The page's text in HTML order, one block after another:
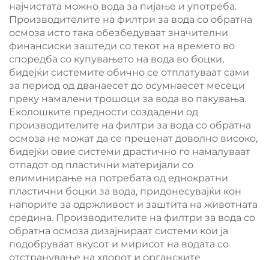
најчистата можно вода за пијање и употреба.
Производителите на филтри за вода со обратна
осмоза исто така обезбедуваат значителни
финансиски заштеди со текот на времето во
споредба со купувањето на вода во боцки,
бидејќи системите обично се отплатуваат сами
за период од дванаесет до осумнаесет месеци
преку намалени трошоци за вода во пакувања.
Еколошките предности создадени од
производителите на филтри за вода со обратна
осмоза не можат да се преценат доволно високо,
бидејќи овие системи драстично го намалуваат
отпадот од пластични материјали со
елиминирање на потребата од еднократни
пластични боцки за вода, придонесувајќи кон
напорите за одржливост и заштита на животната
средина. Производителите на филтри за вода со
обратна осмоза дизајнираат системи кои ја
подобруваат вкусот и мирисот на водата со
отстранување на хлорот и органските